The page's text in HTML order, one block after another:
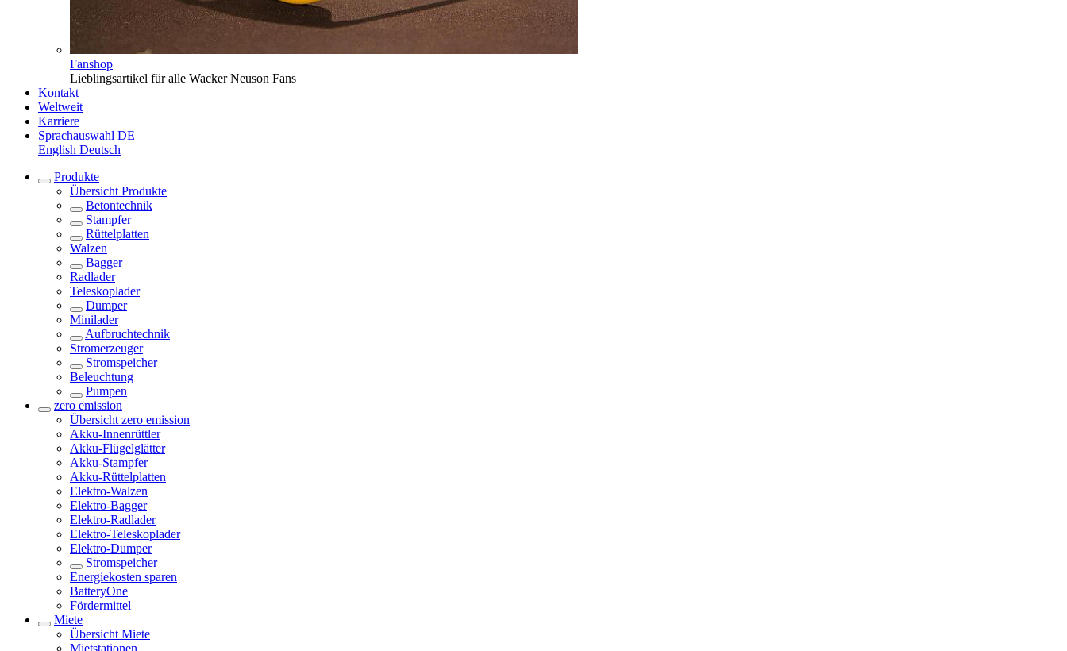
Fanshop
Lieblingsartikel für alle Wacker Neuson Fans
Kontakt
Weltweit
Karriere
Sprachauswahl DE
English Deutsch
Produkte
Übersicht Produkte
Betontechnik
Stampfer
Rüttelplatten
Walzen
Bagger
Radlader
Teleskoplader
Dumper
Minilader
Aufbruchtechnik
Stromerzeuger
Stromspeicher
Beleuchtung
Pumpen
zero emission
Übersicht zero emission
Akku-Innenrüttler
Akku-Flügelglätter
Akku-Stampfer
Akku-Rüttelplatten
Elektro-Walzen
Elektro-Bagger
Elektro-Radlader
Elektro-Teleskoplader
Elektro-Dumper
Stromspeicher
Energiekosten sparen
BatteryOne
Fördermittel
Miete
Übersicht Miete
Mietstationen